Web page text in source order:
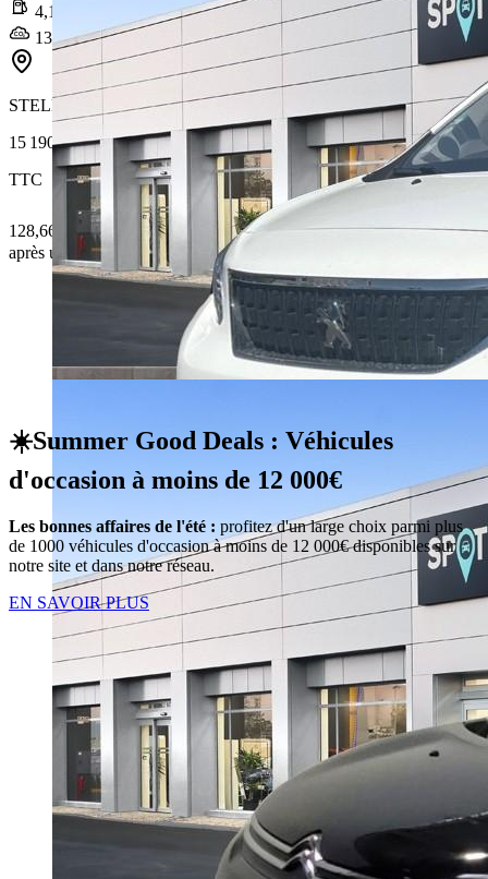
4,1 l/100km
136 g/km
STELLANTIS &YOU CESSON-SÉVIGNÉ RENNES SUD
15 190 €
TTC
128,66 € /Mois
après un premier loyer de 4 557 €
☀️Summer Good Deals : Véhicules
d'occasion à moins de 12 000€
Les bonnes affaires de l'été : profitez d'un large choix parmi plus
de 1000 véhicules d'occasion à moins de 12 000€ disponibles sur
notre site et dans notre réseau.
EN SAVOIR PLUS